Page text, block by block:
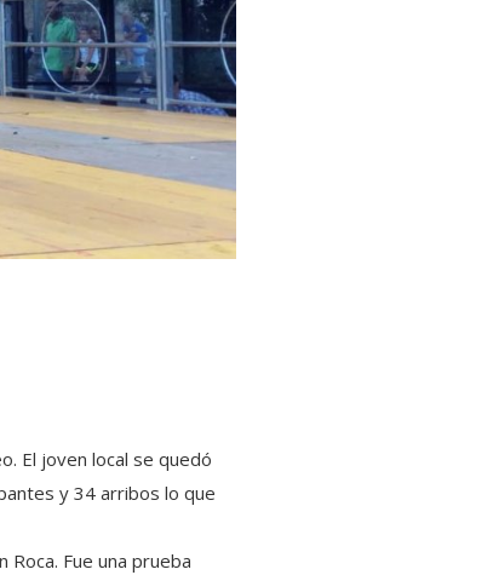
El joven local se quedó
y 34 arribos lo que
Fue una prueba